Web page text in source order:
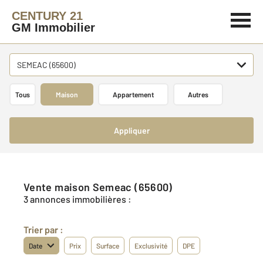
CENTURY 21
GM Immobilier
SEMEAC (65600)
Tous Maison Appartement Autres
Appliquer
Vente maison Semeac (65600)
3 annonces immobilières :
Trier par :
Date Prix Surface Exclusivité DPE